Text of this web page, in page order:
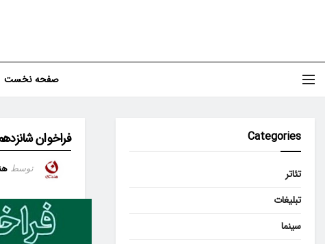
صفحه نخست
فراخوان
توسط
Categories
تئاتر
تبلیغات
سینما